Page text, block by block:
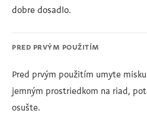
dobre dosadlo.
PRED PRVÝM POUŽITÍM
Pred prvým použitím umyte
jemným prostriedkom na riad,
osušte.